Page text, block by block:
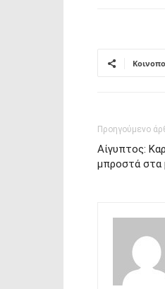
Προηγούμενο
Αίγυπτος:
μπροστά στα